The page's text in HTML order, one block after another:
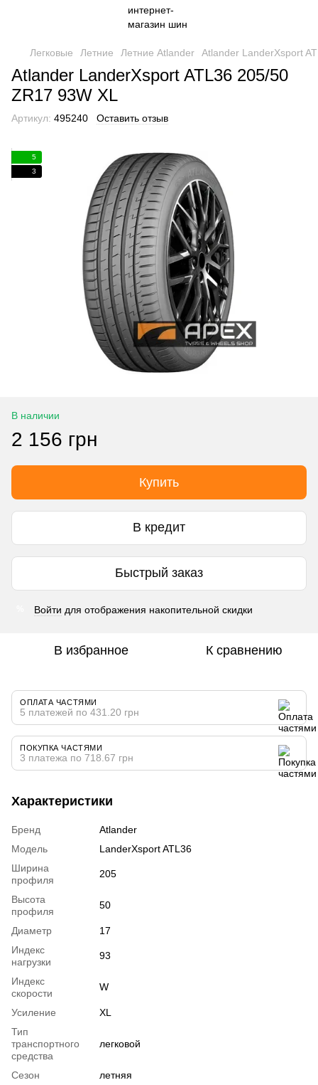
Легковые Летние Летние Atlander Atlander LanderXsport
Atlander LanderXsport ATL36 205/50
ZR17 93W XL
Артикул: 495240 Оставить отзыв
5
3
В наличии
2 156 грн
Купить
В кредит
Быстрый заказ
Войти для отображения накопительной скидки
В избранное К сравнению
ОПЛАТА ЧАСТЯМИ
5 платежей по 431.20 грн
ПОКУПКА ЧАСТЯМИ
3 платежа по 718.67 грн
Характеристики
Бренд
Atlander
Модель
LanderXsport ATL36
Ширина
профиля
205
Высота
профиля
50
Диаметр
17
Индекс
нагрузки
93
Индекс
скорости
W
Усиление
XL
Тип
транспортного
средства
легковой
Сезон
летняя